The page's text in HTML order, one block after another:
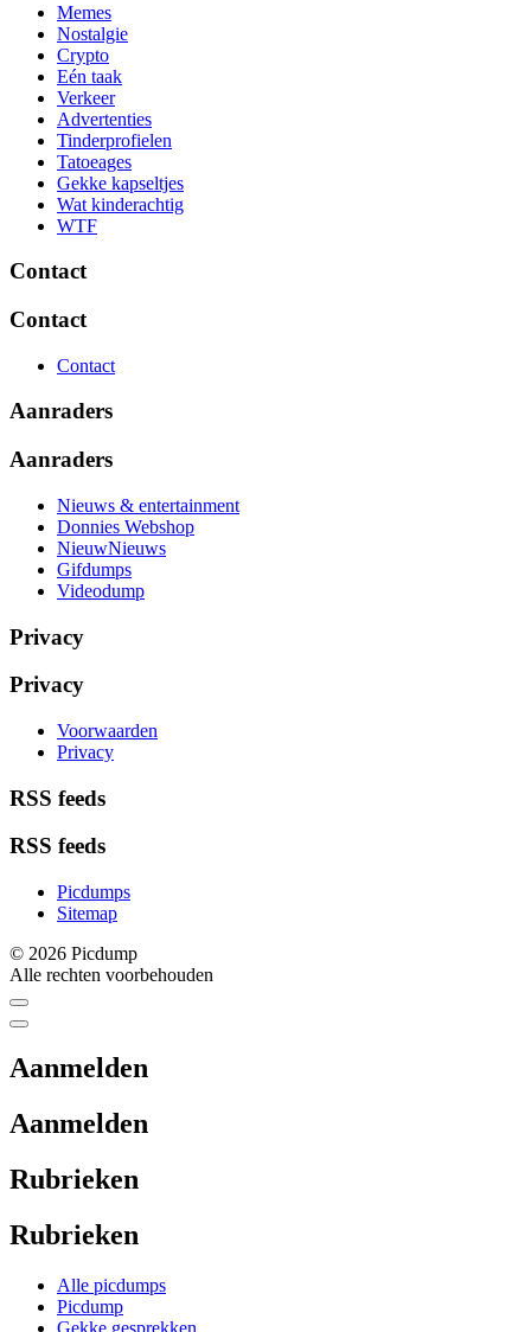
Memes
Nostalgie
Crypto
Eén taak
Verkeer
Advertenties
Tinderprofielen
Tatoeages
Gekke kapseltjes
Wat kinderachtig
WTF
Contact
Contact
Contact
Aanraders
Aanraders
Nieuws & entertainment
Donnies Webshop
NieuwNieuws
Gifdumps
Videodump
Privacy
Privacy
Voorwaarden
Privacy
RSS feeds
RSS feeds
Picdumps
Sitemap
© 2026 Picdump
Alle rechten voorbehouden
Aanmelden
Aanmelden
Rubrieken
Rubrieken
Alle picdumps
Picdump
Gekke gesprekken